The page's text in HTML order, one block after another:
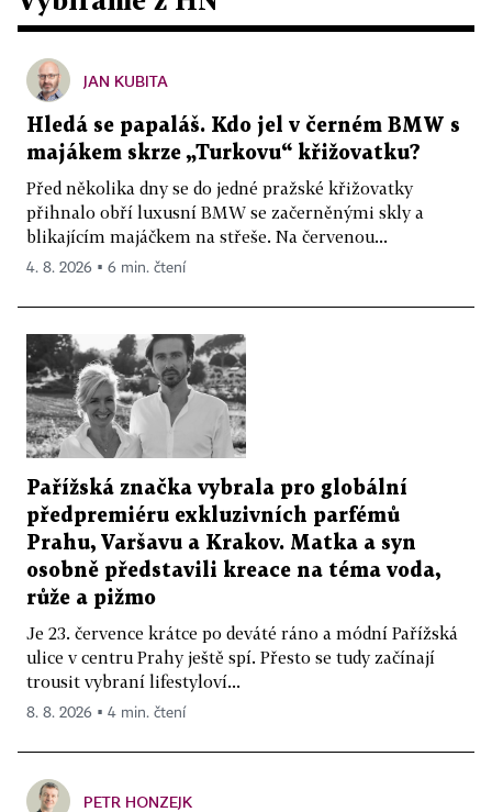
JAN KUBITA
Hledá se papaláš. Kdo jel v černém BMW s
majákem skrze „Turkovu“ křižovatku?
Před několika dny se do jedné pražské křižovatky
přihnalo obří luxusní BMW se začerněnými skly a
blikajícím majáčkem na střeše. Na červenou...
4. 8. 2026 ▪ 6 min. čtení
Pařížská značka vybrala pro globální
předpremiéru exkluzivních parfémů
Prahu, Varšavu a Krakov. Matka a syn
osobně představili kreace na téma voda,
růže a pižmo
Je 23. července krátce po deváté ráno a módní Pařížská
ulice v centru Prahy ještě spí. Přesto se tudy začínají
trousit vybraní lifestyloví...
8. 8. 2026 ▪ 4 min. čtení
PETR HONZEJK